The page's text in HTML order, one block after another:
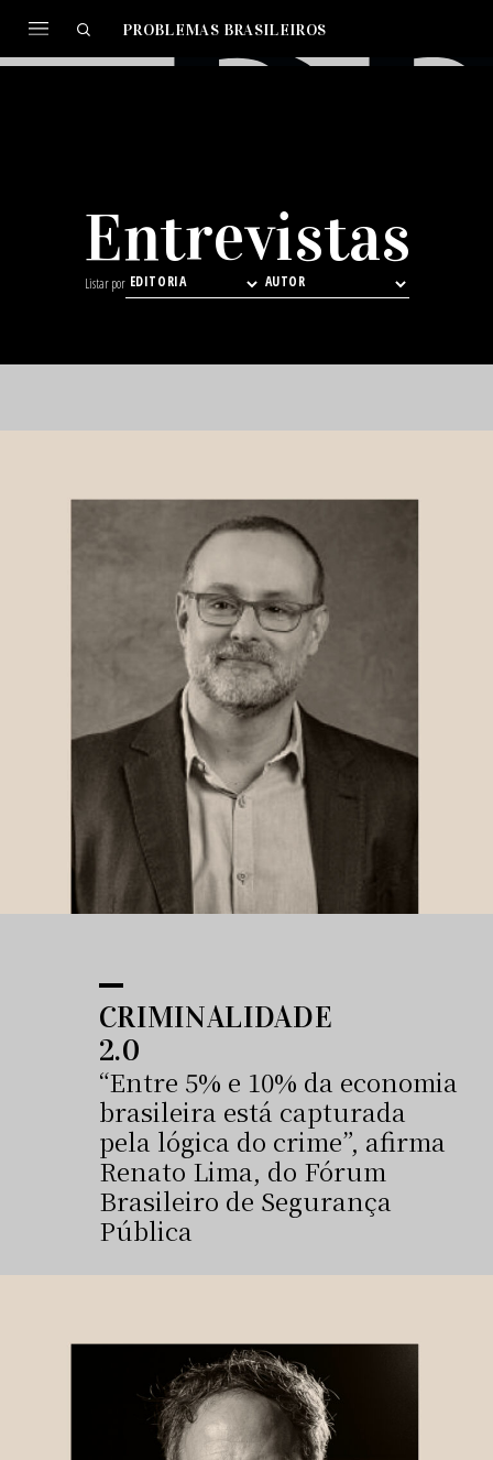
PROBLEMAS BRASILEIROS
Entrevistas
Listar por
CRIMINALIDADE
2.0
“Entre 5% e 10% da economia
brasileira está capturada
pela lógica do crime”, afirma
Renato Lima, do Fórum
Brasileiro de Segurança
Pública